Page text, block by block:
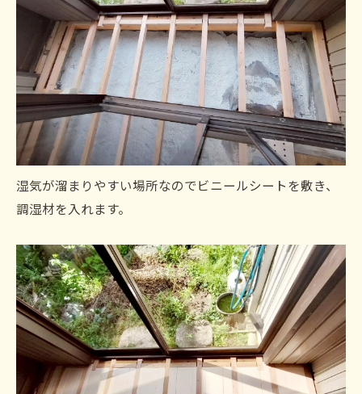
湿気が溜まりやすい場所なのでビニールシートを敷き、
調湿材を入れます。